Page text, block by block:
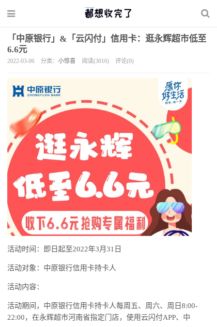
「中原银行」&「云闪付」信用卡：逛永辉超市低至
6.6元
2022-03-06 分类： 小惊喜 阅读(3016) 评论(0)
活动时间：即日起至2022年3月31日
活动对象：中原银行信用卡持卡人
活动内容：
活动期间，中原银行信用卡持卡人每周五、周六、周日8:00-
22:00，在永辉超市河南省指定门店，使用云闪付APP、中